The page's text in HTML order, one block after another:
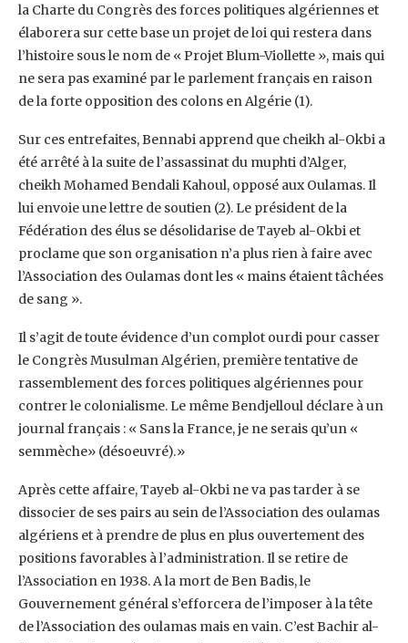
la Charte du Congrès des forces ‎politiques algériennes et
élaborera sur cette base un projet de loi qui restera dans
l’histoire ‎sous le nom de « Projet Blum-Viollette », mais qui
ne sera pas examiné par le parlement ‎français en raison
de la forte opposition des colons en Algérie (1).‎
Sur ces entrefaites, Bennabi apprend que cheikh al-Okbi a
été arrêté à la suite de ‎l’assassinat du muphti d’Alger,
cheikh Mohamed Bendali Kahoul, opposé aux Oulamas. Il
lui ‎envoie une lettre de soutien (2). Le président de la
Fédération des élus se désolidarise de ‎Tayeb al-Okbi et
proclame que son organisation n’a plus rien à faire avec
l’Association des ‎Oulamas dont les « mains étaient tâchées
de sang ».‎
Il s’agit de toute évidence d’un complot ourdi pour casser
le Congrès Musulman Algérien, ‎première tentative de
rassemblement des forces politiques algériennes pour
contrer le ‎colonialisme. Le même Bendjelloul déclare à un
journal français : « Sans la France, je ne ‎serais qu’un «
semmèche» (désoeuvré).» ‎
Après cette affaire, Tayeb al-Okbi ne va pas tarder à se
dissocier de ses pairs au sein de ‎l’Association des oulamas
algériens et à prendre de plus en plus ouvertement des
positions ‎favorables à l’administration. Il se retire de
l’Association en 1938. A la mort de Ben Badis, le
‎Gouvernement général s’efforcera de l’imposer à la tête
de l’Association des oulamas mais ‎en vain. C’est Bachir al-